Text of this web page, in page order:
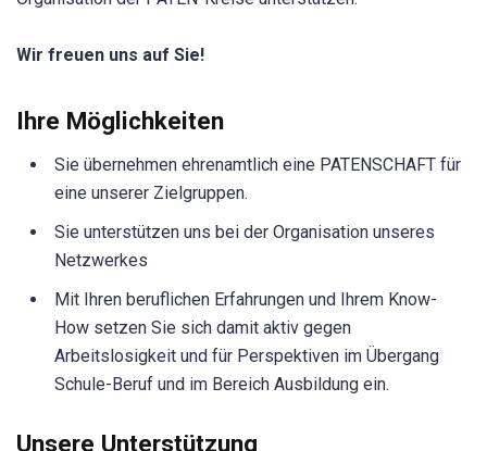
Wir freuen uns auf Sie!
Ihre Möglichkeiten
Sie übernehmen ehrenamtlich eine PATENSCHAFT für
eine unserer Zielgruppen.
Sie unterstützen uns bei der Organisation unseres
Netzwerkes
Mit Ihren beruflichen Erfahrungen und Ihrem Know-
How setzen Sie sich damit aktiv gegen
Arbeitslosigkeit und für Perspektiven im Übergang
Schule-Beruf und im Bereich Ausbildung ein.
Unsere Unterstützung